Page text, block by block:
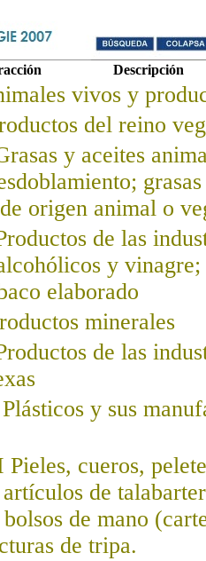
Descripción
vivos y
del reino
y aceites
origen animal o
de las
y vinagre;
elaborado
minerales
de las
y sus
cueros,
artículos de
de mano
de tripa.